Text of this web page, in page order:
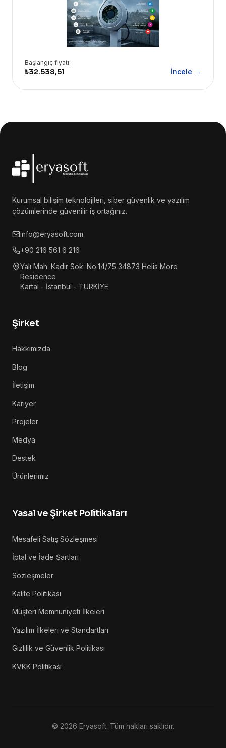
Başlangıç fiyatı:
₺32.538,51 İncele →
Kurumsal bilişim teknolojileri, siber güvenlik ve yazılım
çözümlerinde güvenilir iş ortağınız.
info@eryasoft.com
+90 216 561 6 216
Yalı Mah. Kadir Sok. No:14/75 34873 Helis More
Residence
Kartal - İstanbul - TÜRKİYE
Şirket
Hakkımızda
Blog
İletişim
Kariyer
Projeler
Medya
Destek
Ürünlerimiz
Yasal ve Şirket Politikaları
Mesafeli Satış Sözleşmesi
İptal ve İade Şartları
Sözleşmeler
Kalite Politikası
Müşteri Memnuniyeti İlkeleri
Yazılım İlkeleri ve Standartları
Gizlilik ve Güvenlik Politikası
KVKK Politikası
© 2026 Eryasoft. Tüm hakları saklıdır.